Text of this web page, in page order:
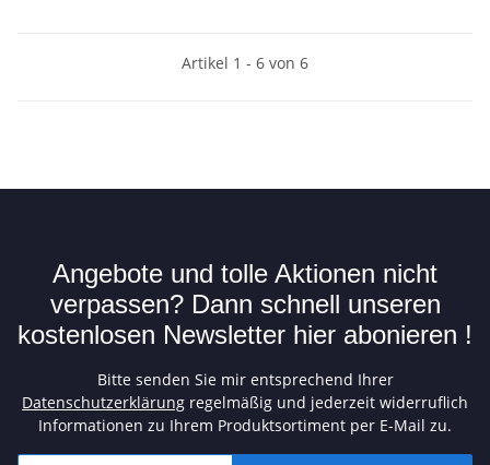
Artikel 1 - 6 von 6
Angebote und tolle Aktionen nicht
verpassen? Dann schnell unseren
kostenlosen Newsletter hier abonieren !
Bitte senden Sie mir entsprechend Ihrer
Datenschutzerklärung regelmäßig und jederzeit widerruflich
Informationen zu Ihrem Produktsortiment per E-Mail zu.